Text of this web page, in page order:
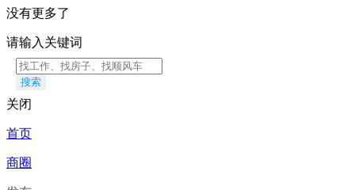
没有更多了
请输入关键词
搜索
关闭
首页
商圈